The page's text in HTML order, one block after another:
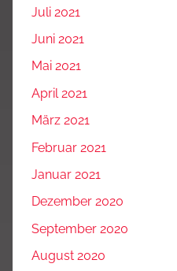
Juli 2021
Juni 2021
Mai 2021
April 2021
März 2021
Februar 2021
Januar 2021
Dezember 2020
September 2020
August 2020